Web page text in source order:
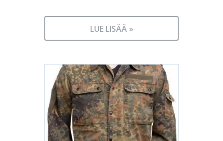
LUE LISÄÄ »